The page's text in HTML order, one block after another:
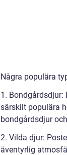
Några populära
1. Bondgårdsdjur:
särskilt populära
bondgårdsdjur
2. Vilda djur:
äventyrlig